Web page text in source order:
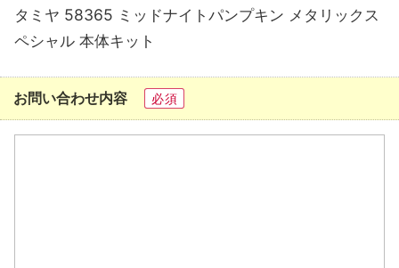
タミヤ 58365 ミッドナイトパンプキン メタリックス
ペシャル 本体キット
お問い合わせ内容 必須